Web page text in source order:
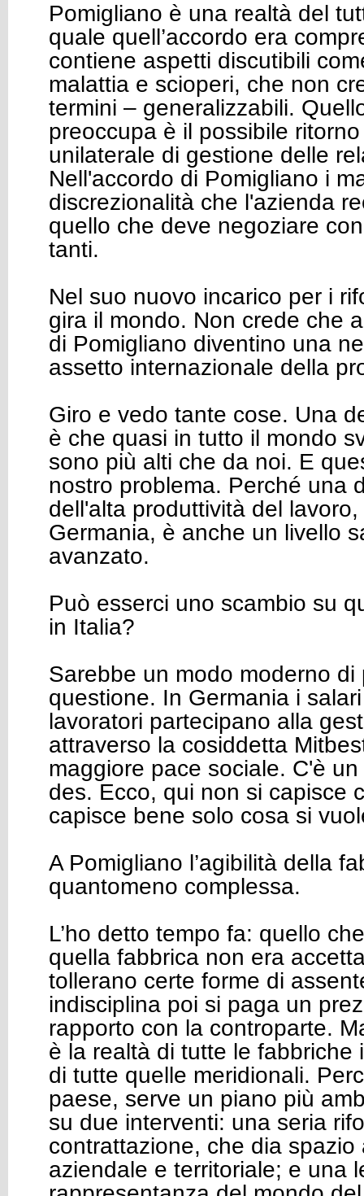
Pomigliano è una realtà del
quale quell’accordo era
contiene aspetti discutibili
malattia e scioperi, che non
termini – generalizzabili.
preoccupa è il possibile
unilaterale di gestione delle
Nell'accordo di Pomigliano i
discrezionalità che l'azienda
quello che deve negoziare
tanti.
Nel suo nuovo incarico per i
gira il mondo. Non crede che
di Pomigliano diventino una
assetto internazionale della
Giro e vedo tante cose. Una
è che quasi in tutto il mondo
sono più alti che da noi. E
nostro problema. Perché una
dell'alta produttività del
Germania, è anche un livello
avanzato.
Può esserci uno scambio su
in Italia?
Sarebbe un modo moderno di
questione. In Germania i
lavoratori partecipano alla
attraverso la cosiddetta
maggiore pace sociale. C'è
des. Ecco, qui non si capisce
capisce bene solo cosa si
A Pomigliano l’agibilità della
quantomeno complessa.
L’ho detto tempo fa: quello
quella fabbrica non era
tollerano certe forme di
indisciplina poi si paga un
rapporto con la controparte.
è la realtà di tutte le fabbriche
di tutte quelle meridionali.
paese, serve un piano più
su due interventi: una seria
contrattazione, che dia
aziendale e territoriale; e una